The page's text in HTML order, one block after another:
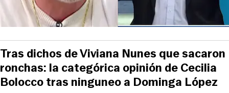
Tras dichos de Viviana Nunes que sacaron
ronchas: la categórica opinión de Cecilia
Bolocco tras ninguneo a Dominga López